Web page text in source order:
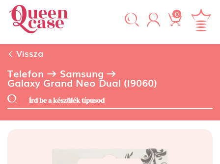
0
Vissza
Telefon Samsung
Galaxy Grand Neo Dual (I9060)